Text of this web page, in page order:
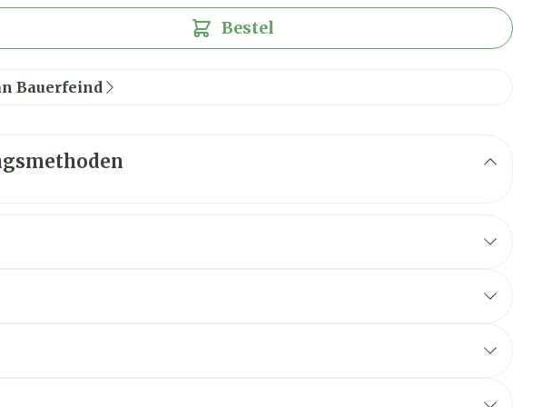
Bestel
Bauerfeind